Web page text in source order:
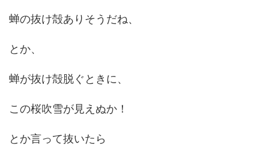
蝉の抜け殻ありそうだね、
とか、
蝉が抜け殻脱ぐときに、
この桜吹雪が見えぬか！
とか言って抜いたら